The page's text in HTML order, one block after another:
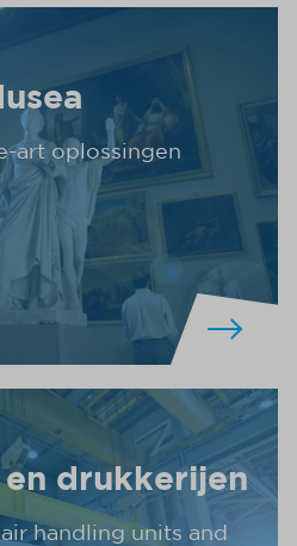
art oplossingen
drukkerijen
handling units and